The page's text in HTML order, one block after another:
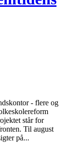
- flere og
står for
Til august
på...